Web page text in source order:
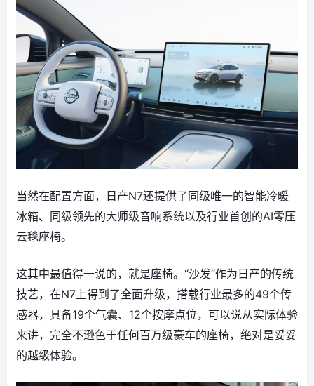
当然在配置方面，日产N7还提供了同级唯一的智能冷暖
冰箱、同级领先的大师级音响系统以及行业首创的AI零压
云毯座椅。
这其中最值得一说的，就是座椅。“沙发”作为日产的传统
技艺，在N7上得到了全面升级，搭载行业最多的49个传
感器，具备19个气囊、12个按摩点位，可以说从实际体验
来讲，完全不逊色于任何百万级豪车的座椅，绝对是妥妥
的越级体验。